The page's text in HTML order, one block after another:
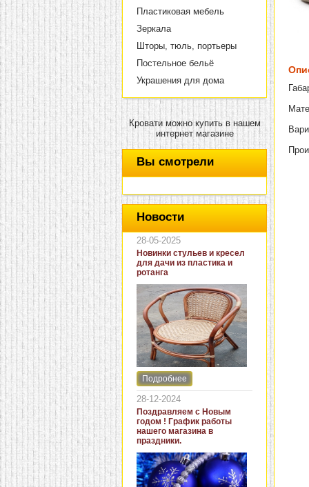
Пластиковая мебель
Зеркала
Шторы, тюль, портьеры
Постельное бельё
Украшения для дома
Кровати можно купить в нашем
интернет магазине
Вы смотрели
Новости
28-05-2025
Новинки стульев и кресел
для дачи из пластика и
ротанга
Интернет-магазин "Кровать
и диван" представляет
новинки стульев и кресел
для дачи. В ассортименте
представлены как
бюджетные модели из
пластика для дачи, так и
кресла для загородных
домов из натурального и
искусственного ротанга.
Подробнее
28-12-2024
Поздравляем с Новым
годом ! График работы
нашего магазина в
праздники.